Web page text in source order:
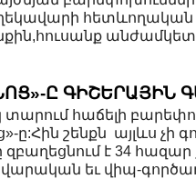
ղեկավարի հետևողական
անժամկետ:
Ը ԳԻՇԵՐԱՅԻՆ
տարում հաճելի
ը:Հին շենքն այլևս չի
զբաղեցնում է 34
եւ վիպ-